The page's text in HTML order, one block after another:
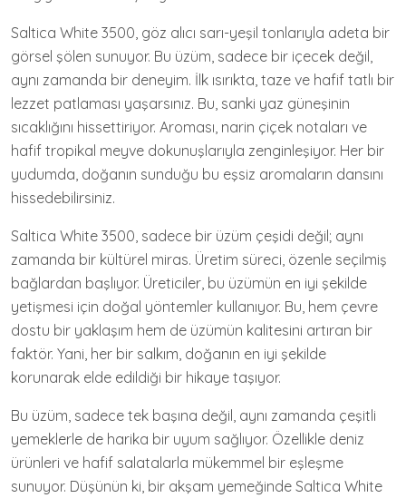
Saltica White 3500, göz alıcı sarı-yeşil tonlarıyla adeta bir
görsel şölen sunuyor. Bu üzüm, sadece bir içecek değil,
aynı zamanda bir deneyim. İlk ısırıkta, taze ve hafif tatlı bir
lezzet patlaması yaşarsınız. Bu, sanki yaz güneşinin
sıcaklığını hissettiriyor. Aroması, narin çiçek notaları ve
hafif tropikal meyve dokunuşlarıyla zenginleşiyor. Her bir
yudumda, doğanın sunduğu bu eşsiz aromaların dansını
hissedebilirsiniz.
Saltica White 3500, sadece bir üzüm çeşidi değil; aynı
zamanda bir kültürel miras. Üretim süreci, özenle seçilmiş
bağlardan başlıyor. Üreticiler, bu üzümün en iyi şekilde
yetişmesi için doğal yöntemler kullanıyor. Bu, hem çevre
dostu bir yaklaşım hem de üzümün kalitesini artıran bir
faktör. Yani, her bir salkım, doğanın en iyi şekilde
korunarak elde edildiği bir hikaye taşıyor.
Bu üzüm, sadece tek başına değil, aynı zamanda çeşitli
yemeklerle de harika bir uyum sağlıyor. Özellikle deniz
ürünleri ve hafif salatalarla mükemmel bir eşleşme
sunuyor. Düşünün ki, bir akşam yemeğinde Saltica White